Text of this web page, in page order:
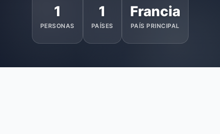
1
PERSONAS
1
PAÍSES
Francia
PAÍS PRINCIPAL